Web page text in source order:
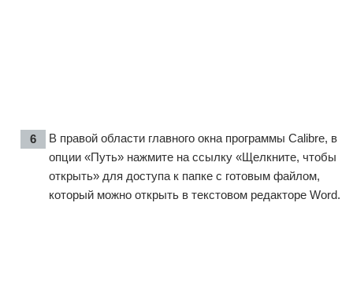
В правой области главного окна программы Calibre, в
опции «Путь» нажмите на ссылку «Щелкните, чтобы
открыть» для доступа к папке с готовым файлом,
который можно открыть в текстовом редакторе Word.